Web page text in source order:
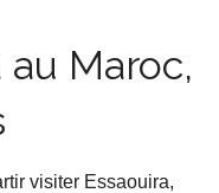
Maroc,
visiter Essaouira,